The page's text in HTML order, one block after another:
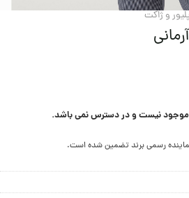
و ژاکت
موجود نیست و در دسترس نمی باشد.
رسمی برند تضمین شده است.